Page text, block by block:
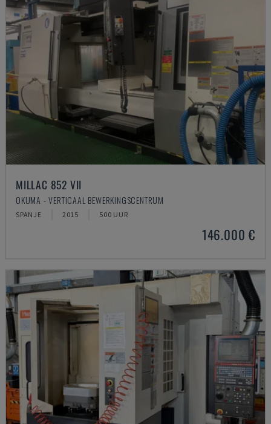
MILLAC 852 VII
OKUMA - VERTICAAL BEWERKINGSCENTRUM
SPANJE 2015 500 UUR
146.000 €